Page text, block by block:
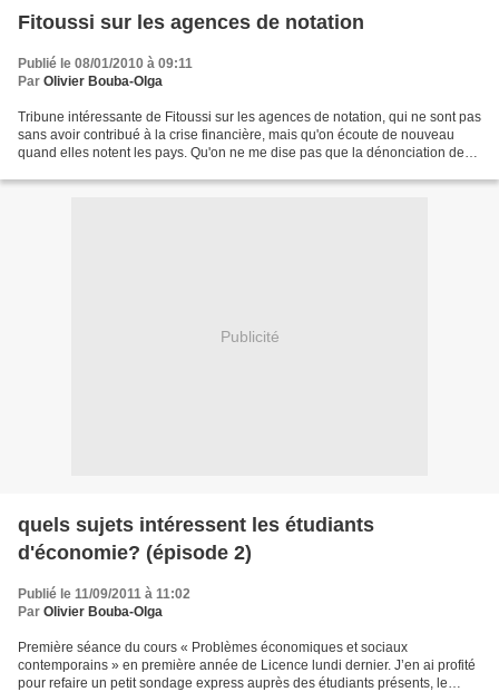
Fitoussi sur les agences de notation
Publié le 08/01/2010 à 09:11
Par Olivier Bouba-Olga
Tribune intéressante de Fitoussi sur les agences de notation, qui ne sont pas
sans avoir contribué à la crise financière, mais qu'on écoute de nouveau
quand elles notent les pays. Qu'on ne me dise pas que la dénonciation des
Publicité
quels sujets intéressent les étudiants
d'économie? (épisode 2)
Publié le 11/09/2011 à 11:02
Par Olivier Bouba-Olga
Première séance du cours « Problèmes économiques et sociaux
contemporains » en première année de Licence lundi dernier. J’en ai profité
pour refaire un petit sondage express auprès des étudiants présents, le